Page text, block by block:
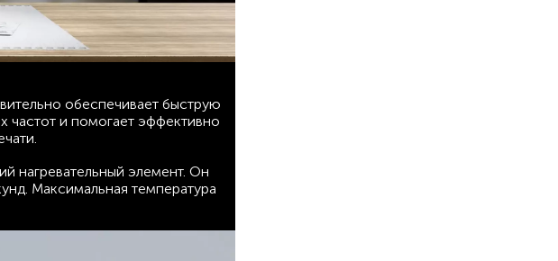
обеспечивает быструю
частот и помогает эффективно
нагревательный элемент. Он
Максимальная температура